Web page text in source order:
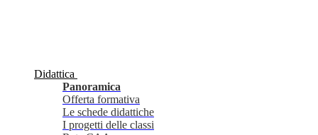
Didattica
Panoramica
Offerta formativa
Le schede didattiche
I progetti delle classi